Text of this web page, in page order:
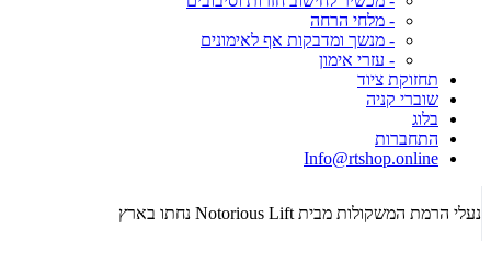
- מלחי הרחה
- מנשך ומדבקות אף לאימונים
- עזרי אימון
תחזוקת ציוד
שוברי קניה
בלוג
התחברות
Info@rtshop.online
נעלי הרמת המשקולות מבית Notorious Lift נחתו בארץ